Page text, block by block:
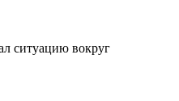
ситуацию вокруг